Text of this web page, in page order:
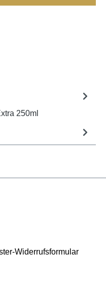
250ml
Widerrufsformular